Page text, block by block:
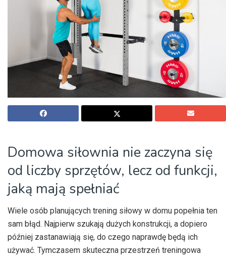
Domowa siłownia nie zaczyna się
od liczby sprzętów, lecz od funkcji,
jaką mają spełniać
Wiele osób planujących trening siłowy w domu popełnia ten
sam błąd. Najpierw szukają dużych konstrukcji, a dopiero
później zastanawiają się, do czego naprawdę będą ich
używać. Tymczasem skuteczna przestrzeń treningowa